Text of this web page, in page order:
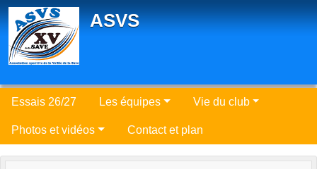
ASVS
Essais 26/27 Les équipes Vie du club
Photos et vidéos Contact et plan
Panneau de gestion des cookies